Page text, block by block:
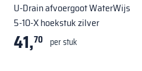
U-Drain afvoergoot WaterWijs
5-10-X hoekstuk zilver
41,70 per stuk